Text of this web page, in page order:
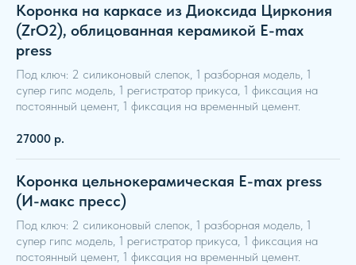
Коронка на каркасе из Диоксида Циркония
(ZrO2), облицованная керамикой E-max
press
Под ключ: 2 силиконовый слепок, 1 разборная модель, 1
супер гипс модель, 1 регистратор прикуса, 1 фиксация на
постоянный цемент, 1 фиксация на временный цемент.
27000 р.
Коронка цельнокерамическая E-max press
(И-макс пресс)
Под ключ: 2 силиконовый слепок, 1 разборная модель, 1
супер гипс модель, 1 регистратор прикуса, 1 фиксация на
постоянный цемент, 1 фиксация на временный цемент.